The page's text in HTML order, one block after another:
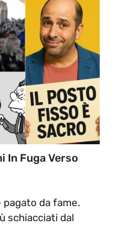
In Fuga Verso
pagato da fame.
schiacciati dal